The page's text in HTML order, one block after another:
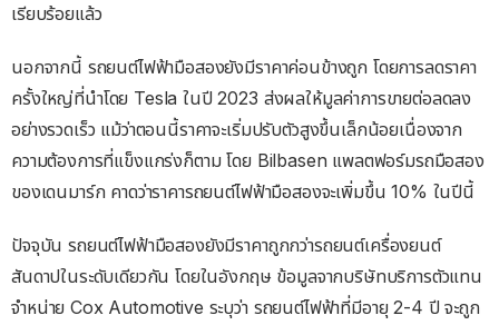
เรียบร้อยแล้ว
นอกจากนี้ รถยนต์ไฟฟ้ามือสองยังมีราคาค่อนข้างถูก โดยการลดราคา
ครั้งใหญ่ที่นำโดย Tesla ในปี 2023 ส่งผลให้มูลค่าการขายต่อลดลง
อย่างรวดเร็ว แม้ว่าตอนนี้ราคาจะเริ่มปรับตัวสูงขึ้นเล็กน้อยเนื่องจาก
ความต้องการที่แข็งแกร่งก็ตาม โดย Bilbasen แพลตฟอร์มรถมือสอง
ของเดนมาร์ก คาดว่าราคารถยนต์ไฟฟ้ามือสองจะเพิ่มขึ้น 10% ในปีนี้
ปัจจุบัน รถยนต์ไฟฟ้ามือสองยังมีราคาถูกกว่ารถยนต์เครื่องยนต์
สันดาปในระดับเดียวกัน โดยในอังกฤษ ข้อมูลจากบริษัทบริการตัวแทน
จำหน่าย Cox Automotive ระบุว่า รถยนต์ไฟฟ้าที่มีอายุ 2-4 ปี จะถูก